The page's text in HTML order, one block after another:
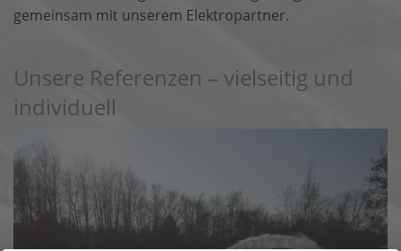
gemeinsam mit unserem Elektropartner.
Unsere Referenzen – vielseitig und
individuell